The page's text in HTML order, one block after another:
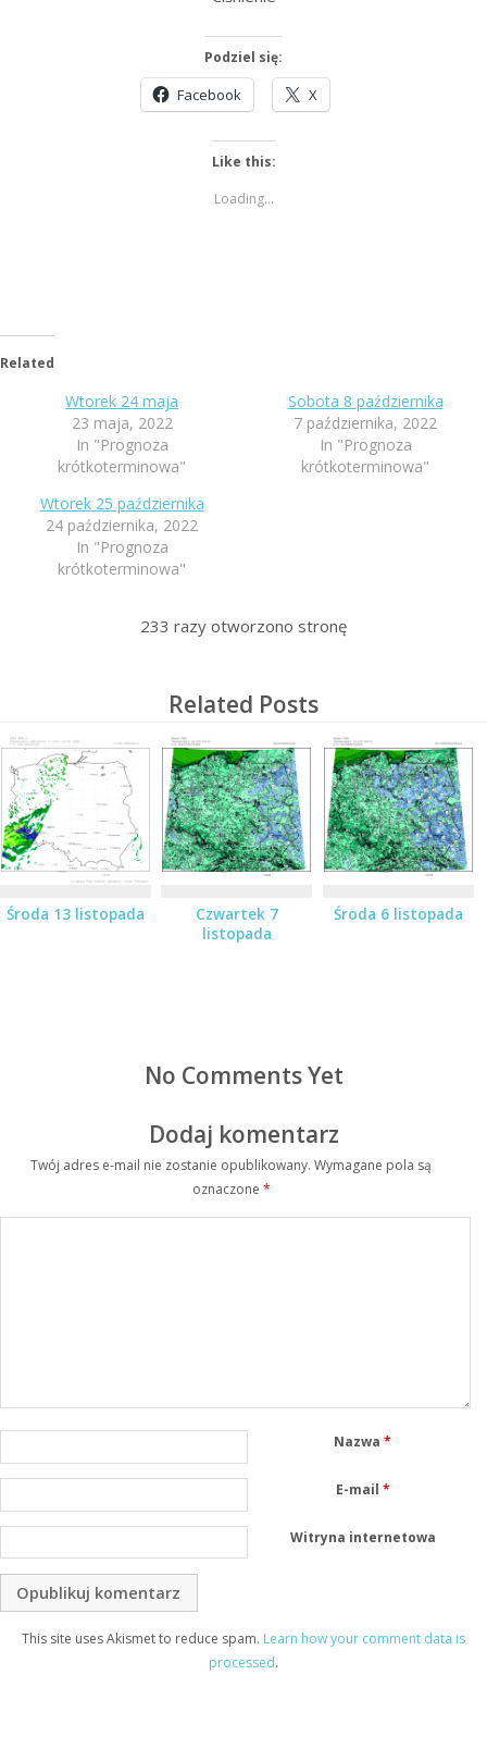
Podziel się:
Facebook X
Like this:
Loading...
Related
Wtorek 24 maja
23 maja, 2022
In "Prognoza
krótkoterminowa"
Sobota 8 października
7 października, 2022
In "Prognoza
krótkoterminowa"
Wtorek 25 października
24 października, 2022
In "Prognoza
krótkoterminowa"
233 razy otworzono stronę
Related Posts
Środa 13 listopada
Czwartek 7
listopada
Środa 6 listopada
No Comments Yet
Dodaj komentarz
Twój adres e-mail nie zostanie opublikowany. Wymagane pola są
oznaczone *
Nazwa*
E-mail *
Witryna internetowa
This site uses Akismet to reduce spam. Learn how your comment data is
processed.